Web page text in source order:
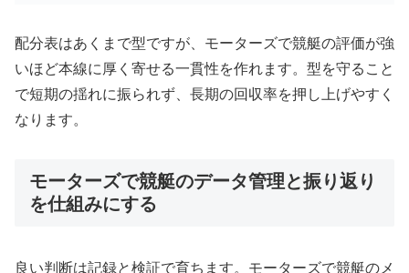
配分表はあくまで型ですが、モーターズで競艇の評価が強
いほど本線に厚く寄せる一貫性を作れます。型を守ること
で短期の揺れに振られず、長期の回収率を押し上げやすく
なります。
モーターズで競艇のデータ管理と振り返り
を仕組みにする
良い判断は記録と検証で育ちます。モーターズで競艇のメ